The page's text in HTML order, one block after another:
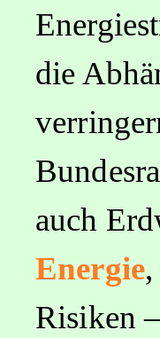
die
auch
Energie,
Risiken